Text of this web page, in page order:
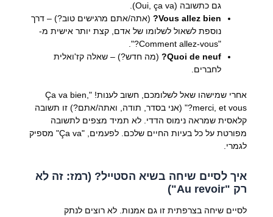
גם כתשובה (Oui, ça va).
Vous allez bien? (אתה/אתם מרגישים טוב?) – דרך
נוספת לשאול לשלומו של אדם, קצת יותר אישית מ-
"Comment allez-vous?".
Quoi de neuf? (מה חדש?) – שאלה קז'ואלית
לחברים.
אחרי שמישהו שאל לשלומכם, חשוב לענות! "Ça va bien,
merci, et vous?" (אני בסדר, תודה, ואתה/אתם?) זו תשובה
קלאסית שמראה נימוס הדדי. לא תמיד מצפים לתשובה
מפורטת על כל בעיות החיים שלכם. לפעמים, "Ça va" מספיק
לגמרי.
איך לסיים שיחה בשיא הסטייל? (רמז: זה לא
רק "Au revoir")
לסיים שיחה בצרפתית זו גם אמנות. לא רוצים לנתק